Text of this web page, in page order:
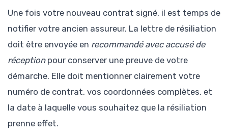
Une fois votre nouveau contrat signé, il est temps de
notifier votre ancien assureur. La lettre de résiliation
doit être envoyée en recommandé avec accusé de
réceptionpour conserver une preuve de votre
démarche. Elle doit mentionner clairement votre
numéro de contrat, vos coordonnées complètes, et
la date à laquelle vous souhaitez que la résiliation
prenne effet.